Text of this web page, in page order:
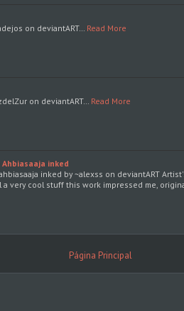
on deviantART…
Read More
on deviantART…
Read More
inked
inked by ~alexss on deviantART
a very cool stuff this work impressed me,
Página Principal